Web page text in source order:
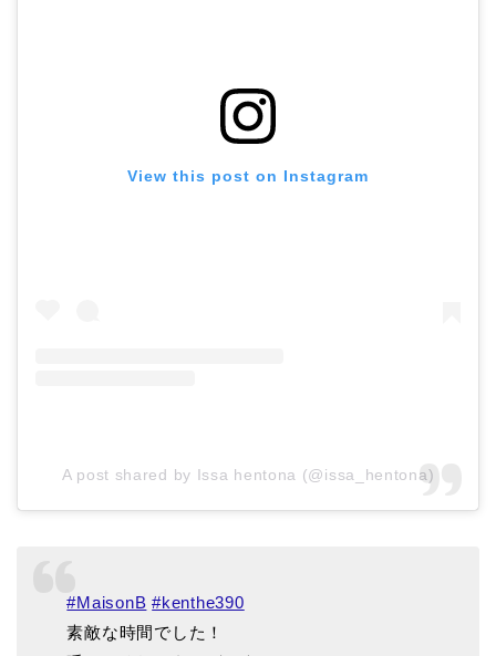
View this post on Instagram
A post shared by Issa hentona (@issa_hentona)
#MaisonB #kenthe390
素敵な時間でした！